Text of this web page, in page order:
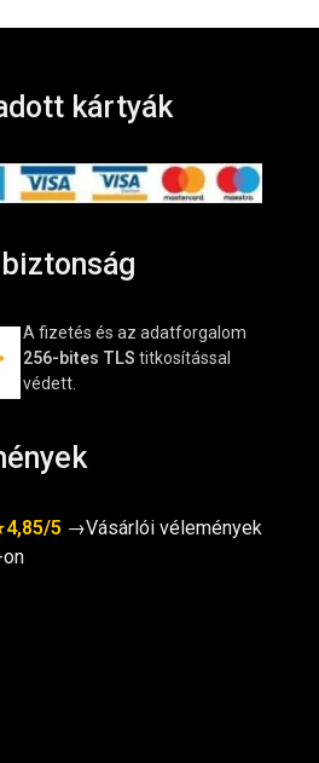
kártyák
A fizetés és az adatforgalom
256-bites TLS titkosítással
védett.
4,85/5 →Vásárlói vélemények